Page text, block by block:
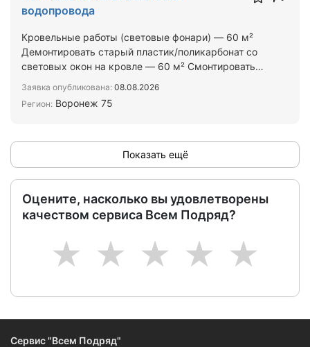
водопровода
Кровельные работы (световые фонари) — 60 м²
Демонтировать старый пластик/поликарбонат со
световых окон на кровле — 60 м² Смонтировать
Заявка опубликована: 08.08.2026
Регион: Воронеж 75
Показать ещё
Оцените, насколько вы удовлетворены
качеством сервиса Всем Подряд?
5
4
3
2
1
Сервис "Всем Подряд"